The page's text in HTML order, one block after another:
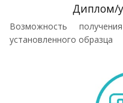
Диплом/
Возможность
установленного образца